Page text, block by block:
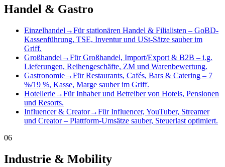
Handel & Gastro
Einzelhandel →Für stationären Handel & Filialisten – GoBD-
Kassenführung, TSE, Inventur und USt-Sätze sauber im
Griff.
Großhandel →Für Großhandel, Import/Export & B2B – i.g.
Lieferungen, Reihengeschäfte, ZM und Warenbewertung.
Gastronomie→Für Restaurants, Cafés, Bars & Catering – 7
%/19 %, Kasse, Marge sauber im Griff.
Hotellerie→Für Inhaber und Betreiber von Hotels, Pensionen
und Resorts.
Influencer & Creator→Für Influencer, YouTuber, Streamer
und Creator – Plattform-Umsätze sauber, Steuerlast optimiert.
06
Industrie & Mobility